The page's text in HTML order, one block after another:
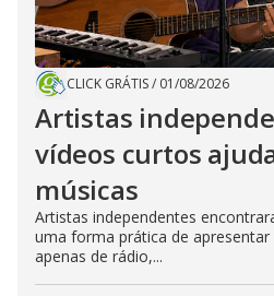
CLICK GRÁTIS/ 01/08/2026
Artistas
vídeos curtos
músicas
Artistas independentes
uma forma prática de
apenas de rádio,...